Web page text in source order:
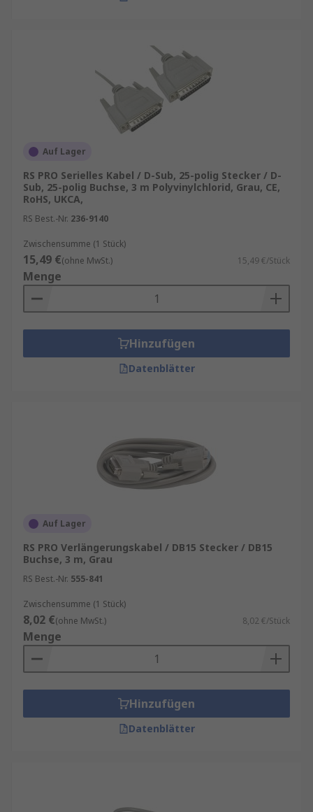
Auf Lager
RS PRO Serielles Kabel / D-Sub, 25-polig Stecker / D-
Sub, 25-polig Buchse, 3 m Polyvinylchlorid, Grau, CE,
RoHS, UKCA,
RS Best.-Nr. 236-9140
Zwischensumme (1 Stück)
15,49 €(ohne MwSt.) 15,49 €/Stück
Menge
Hinzufügen
Datenblätter
Auf Lager
RS PRO Verlängerungskabel / DB15 Stecker / DB15
Buchse, 3 m, Grau
RS Best.-Nr. 555-841
Zwischensumme (1 Stück)
8,02 €(ohne MwSt.) 8,02 €/Stück
Menge
Hinzufügen
Datenblätter